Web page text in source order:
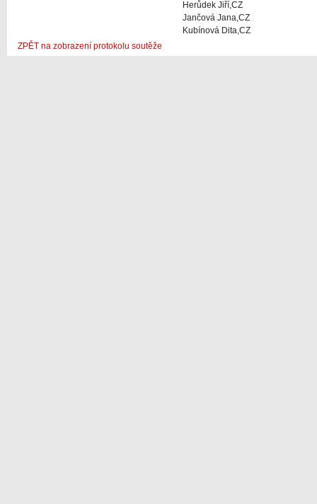
Herůdek Jiří,CZ
Jančová Jana,CZ
Kubínová Dita,CZ
ZPĚT na zobrazení protokolu soutěže